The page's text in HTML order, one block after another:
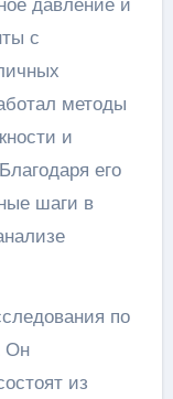
с
методы
и
его
шаги в
по
Он
из